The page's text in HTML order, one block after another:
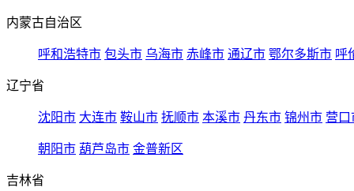
内蒙古自治区
呼和浩特市 包头市 乌海市 赤峰市 通辽市 鄂尔多斯市 呼
辽宁省
沈阳市 大连市 鞍山市 抚顺市 本溪市 丹东市 锦州市 营口
朝阳市 葫芦岛市 金普新区
吉林省